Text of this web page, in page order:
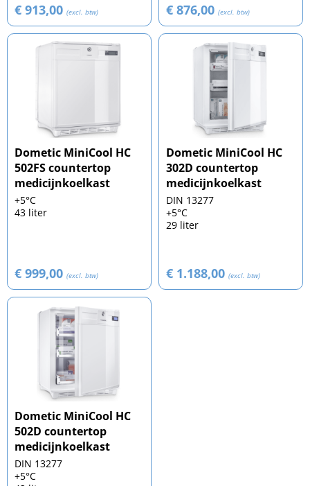
€ 913,00 (excl. btw) € 876,00 (excl. btw)
Dometic MiniCool HC
502FS countertop
medicijnkoelkast
+5°C
43 liter
€ 999,00 (excl. btw)
Dometic MiniCool HC
302D countertop
medicijnkoelkast
DIN 13277
+5°C
29 liter
€ 1.188,00 (excl. btw)
Dometic MiniCool HC
502D countertop
medicijnkoelkast
DIN 13277
+5°C